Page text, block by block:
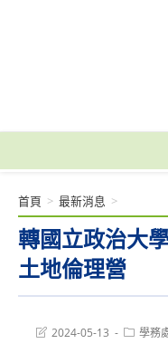
轉國立政治大
土地倫理營
首頁 > 最新消息 >
Post2024-05-13
Post學務